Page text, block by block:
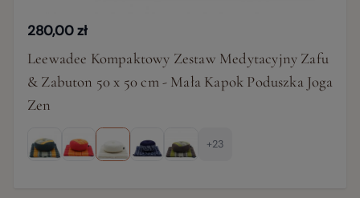
280,00 zł
Leewadee Kompaktowy Zestaw Medytacyjny Zafu
& Zabuton 50 x 50 cm - Mała Kapok Poduszka Joga
Zen
+23